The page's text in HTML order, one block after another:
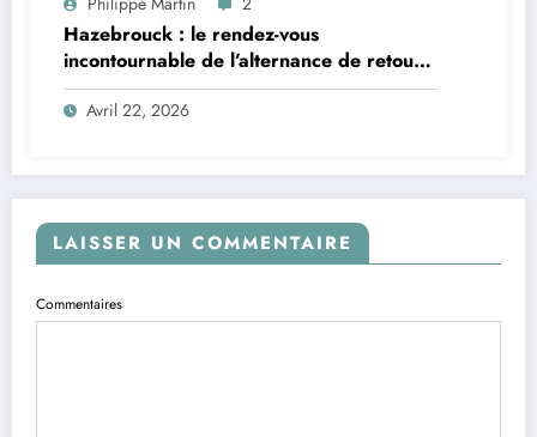
Hazebrouck : le rendez-vous
incontournable de l’alternance de retour
le jeudi 2 avril
Avril 22, 2026
LAISSER UN COMMENTAIRE
Commentaires